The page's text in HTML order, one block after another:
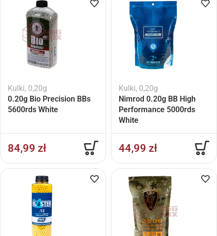
Kulki, 0,20g
0.20g Bio Precision BBs
5600rds White
84,99 zł
Kulki, 0,20g
Nimrod 0.20g BB High
Performance 5000rds
White
44,99 zł